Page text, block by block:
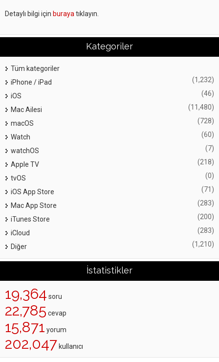
Detaylı bilgi için buraya tıklayın.
Kategoriler
Tüm kategoriler
iPhone / iPad
(1,232)
iOS (46)
Mac Ailesi (11,480)
macOS (728)
Watch (60)
watchOS (7)
Apple TV (218)
tvOS (0)
iOS App Store (71)
Mac App Store (283)
iTunes Store (200)
iCloud (283)
Diğer (1,210)
İstatistikler
19,364 soru
22,785 cevap
15,871 yorum
202,047 kullanıcı